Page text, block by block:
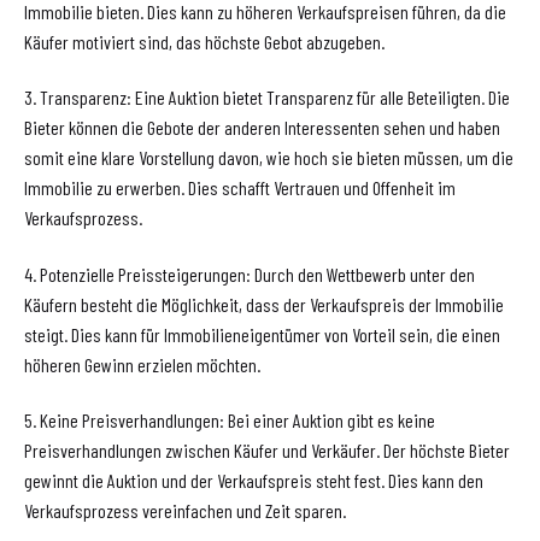
Immobilie bieten. Dies kann zu höheren Verkaufspreisen führen, da die
Käufer motiviert sind, das höchste Gebot abzugeben.
3. Transparenz: Eine Auktion bietet Transparenz für alle Beteiligten. Die
Bieter können die Gebote der anderen Interessenten sehen und haben
somit eine klare Vorstellung davon, wie hoch sie bieten müssen, um die
Immobilie zu erwerben. Dies schafft Vertrauen und Offenheit im
Verkaufsprozess.
4. Potenzielle Preissteigerungen: Durch den Wettbewerb unter den
Käufern besteht die Möglichkeit, dass der Verkaufspreis der Immobilie
steigt. Dies kann für Immobilieneigentümer von Vorteil sein, die einen
höheren Gewinn erzielen möchten.
5. Keine Preisverhandlungen: Bei einer Auktion gibt es keine
Preisverhandlungen zwischen Käufer und Verkäufer. Der höchste Bieter
gewinnt die Auktion und der Verkaufspreis steht fest. Dies kann den
Verkaufsprozess vereinfachen und Zeit sparen.